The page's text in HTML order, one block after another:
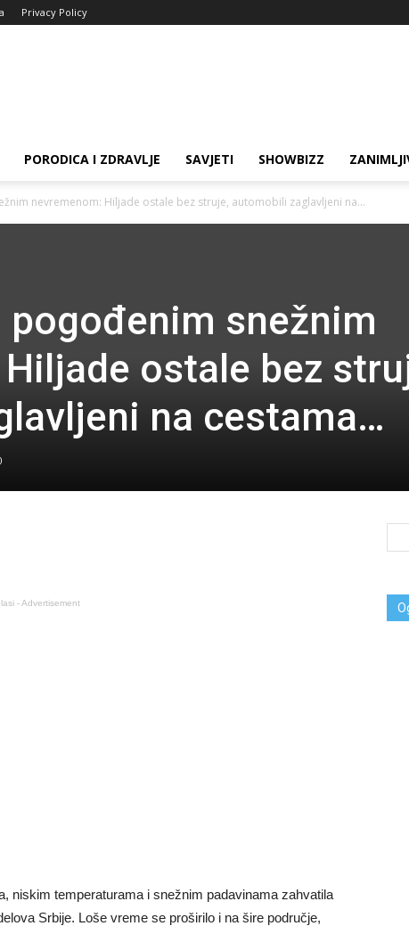
Privacy Policy
PORODICA I ZDRAVLJE SAVJETI SHOWBIZZ
nevremenom: Hiljade ostale bez struje, automobili zaglavljeni na...
pogođenim snežnim
ostale bez
na cestama…
- Advertisement
niskim temperaturama i snežnim padavinama zahvatila
Srbije. Loše vreme se proširilo i na šire područje,